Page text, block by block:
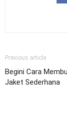
Previous article
Begini Cara
Jaket Sederhana